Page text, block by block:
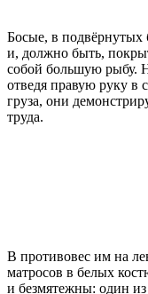
Босые, в
и, должно быть,
собой большую рыбу.
отведя правую руку в
груза, они
труда.
В противовес им на
матросов в белых
и безмятежны: один